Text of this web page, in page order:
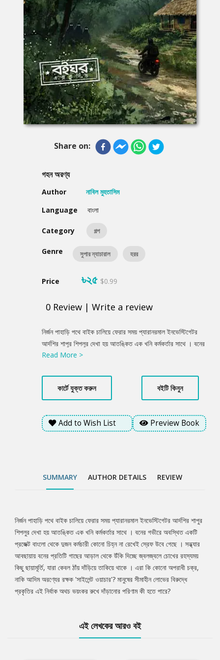
Share on:
গহন অরণ্য
Author
নাবিল মুহতাসিম
Language
বাংলা
Category গল্প
Genre সুপার ন্যাচারাল হরর
Price ৳২৫ $0.99
0 Review | Write a review
Product
Summery
নির্জন পাহাড়ি পথে বাইক চালিয়ে ফেরার সময় প্যারানরমাল ইনভেস্টিগেটর
আর্দশির শাপুর শিপলুর দেখা হয় আতঙ্কিত এক খনি কর্মকর্তার সাথে । বনের
গভীরে অবস্থিত একটি প্রজেক্ট বাংলো থেকে দুজন কর্মচারী কোনো চিহ্ন না
থেকে উঁকি দিচ্ছে জ্বলজ্বলে চোখের রহস্যময় কিছু ছায়ামূর্তি, যারা কেবল ঠাঁয়
দাঁড়িয়ে তাকিয়ে থাকে । এরা কি কোনো অপরাধী চক্র, নাকি আদিম অরণ্যের
রক্ষক 'সাইলেন্ট ওয়াচার'? মানুষের সীমাহীন লোভের বিরুদ্ধে প্রকৃতির এই নির্বাক
অথচ ভয়ংকর রুখে দাঁড়ানোর পরিণাম কী হতে পারে?
Read More >
কার্টে যুক্ত করুন বইটি কিনুন
Add to Wish List Preview Book
SUMMARY AUTHOR DETAILS REVIEW
Tab
Article
নির্জন পাহাড়ি পথে বাইক চালিয়ে ফেরার সময় প্যারানরমাল ইনভেস্টিগেটর আর্দশির শাপুর
শিপলুর দেখা হয় আতঙ্কিত এক খনি কর্মকর্তার সাথে । বনের গভীরে অবস্থিত একটি
প্রজেক্ট বাংলো থেকে দুজন কর্মচারী কোনো চিহ্ন না রেখেই স্রেফ উবে গেছে । সন্ধ্যার
আবছায়ায় বনের প্রতিটি গাছের আড়াল থেকে উঁকি দিচ্ছে জ্বলজ্বলে চোখের রহস্যময়
কিছু ছায়ামূর্তি, যারা কেবল ঠাঁয় দাঁড়িয়ে তাকিয়ে থাকে । এরা কি কোনো অপরাধী চক্র,
নাকি আদিম অরণ্যের রক্ষক 'সাইলেন্ট ওয়াচার'? মানুষের সীমাহীন লোভের বিরুদ্ধে
প্রকৃতির এই নির্বাক অথচ ভয়ংকর রুখে দাঁড়ানোর পরিণাম কী হতে পারে?
এই লেখকের আরও বই